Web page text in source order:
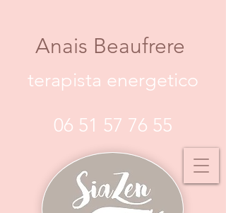
Anais Beaufrere
terapista energetico
06 51 57 76 55